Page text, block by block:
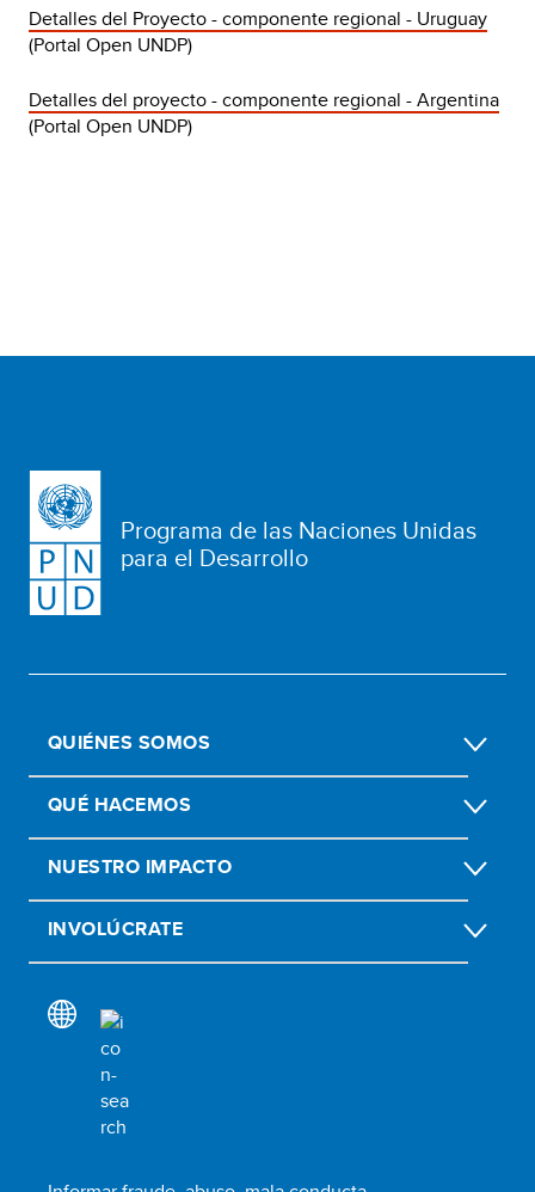
Detalles del Proyecto - componente regional - Uruguay
(Portal Open UNDP)
Detalles del proyecto - componente regional - Argentina
(Portal Open UNDP)
Programa de las Naciones Unidas
para el Desarrollo
QUIÉNES SOMOS
QUÉ HACEMOS
NUESTRO IMPACTO
INVOLÚCRATE